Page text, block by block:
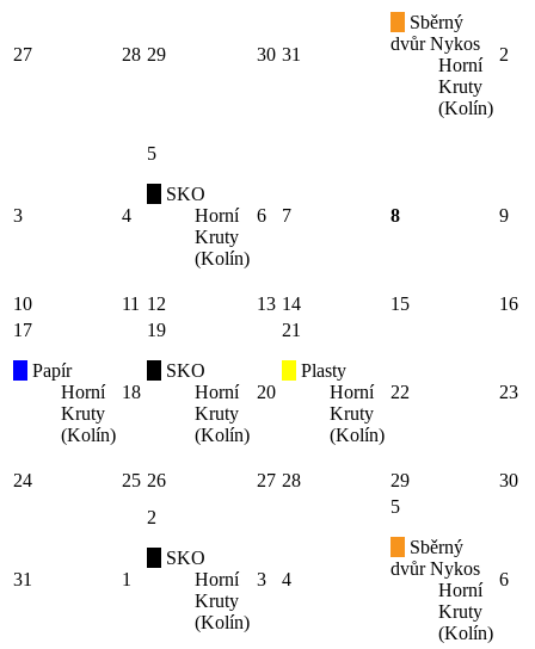
27 28 29 30 31
Sběrný
dvůr Nykos
Horní
Kruty
(Kolín)
2
3 4
5
SKO
Horní
Kruty
(Kolín)
6 7 8 9
10 11 12 13 14 15
16
17
Papír
Horní
Kruty
(Kolín)
18
19
SKO
Horní
Kruty
(Kolín)
20
21
Plasty
Horní
Kruty
(Kolín)
22 23
24 25 26 27 28 29 30
31 1
2
SKO
Horní
Kruty
(Kolín)
3 4
5
Sběrný
dvůr Nykos
Horní
Kruty
(Kolín)
6